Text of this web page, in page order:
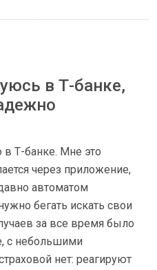
в Т-банке,
Т-банке. Мне это
через приложение,
автоматом
бегать искать свои
за все время было
с небольшими
нет: реагируют